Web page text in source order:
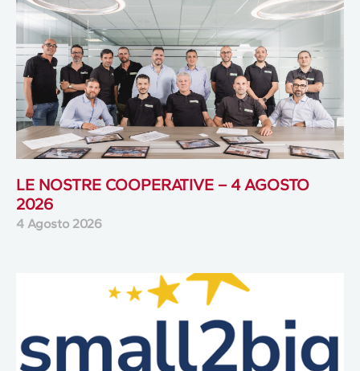
LE NOSTRE COOPERATIVE – 4 AGOSTO
2026
4 Agosto 2026